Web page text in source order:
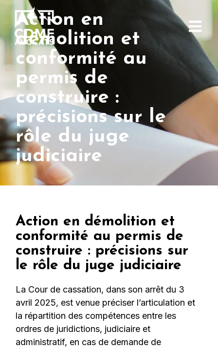
Action en
démolition et
conformité au
permis de
construire :
précisions sur le
rôle du juge
judiciaire
Action en démolition et
conformité au permis de
construire : précisions sur
le rôle du juge judiciaire
La Cour de cassation, dans son arrêt du 3
avril 2025, est venue préciser l’articulation et
la répartition des compétences entre les
ordres de juridictions, judiciaire et
administratif, en cas de demande de